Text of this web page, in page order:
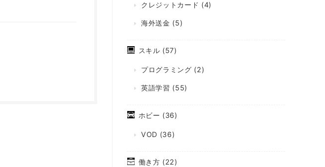
クレジットカード (4)
海外送金 (5)
スキル (57)
プログラミング (2)
英語学習 (55)
ホビー (36)
VOD (36)
働き方 (22)